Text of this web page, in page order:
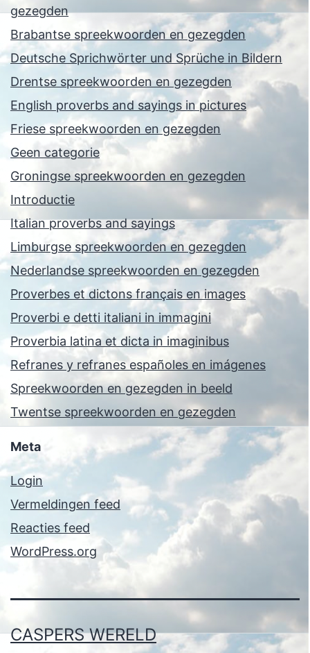
gezegden
Brabantse spreekwoorden en gezegden
Deutsche Sprichwörter und Sprüche in Bildern
Drentse spreekwoorden en gezegden
English proverbs and sayings in pictures
Friese spreekwoorden en gezegden
Geen categorie
Groningse spreekwoorden en gezegden
Introductie
Italian proverbs and sayings
Limburgse spreekwoorden en gezegden
Nederlandse spreekwoorden en gezegden
Proverbes et dictons français en images
Proverbi e detti italiani in immagini
Proverbia latina et dicta in imaginibus
Refranes y refranes españoles en imágenes
Spreekwoorden en gezegden in beeld
Twentse spreekwoorden en gezegden
Meta
Login
Vermeldingen feed
Reacties feed
WordPress.org
CASPERS WERELD